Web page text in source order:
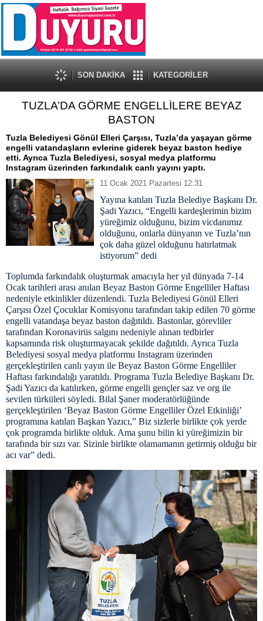
SON DAKİKA KATEGORİLER
TUZLA’DA GÖRME ENGELLİLERE BEYAZ
BASTON
Tuzla Belediyesi Gönül Elleri Çarşısı, Tuzla’da yaşayan görme
engelli vatandaşların evlerine giderek beyaz baston hediye
etti. Ayrıca Tuzla Belediyesi, sosyal medya platformu
Instagram üzerinden farkındalık canlı yayını yaptı.
11 Ocak 2021 Pazartesi 12:31
Yayına katılan Tuzla Belediye Başkanı Dr.
Şadi Yazıcı, “Engelli kardeşlerimin bizim
yüreğimiz olduğunu, bizim vicdanımız
olduğunu, onlarla dünyanın ve Tuzla’nın
çok daha güzel olduğunu hatırlatmak
istiyorum” dedi
Toplumda farkındalık oluşturmak amacıyla her yıl dünyada 7-14
Ocak tarihleri arası anılan Beyaz Baston Görme Engelliler Haftası
nedeniyle etkinlikler düzenlendi. Tuzla Belediyesi Gönül Elleri
Çarşısı Özel Çocuklar Komisyonu tarafından takip edilen 70 görme
engelli vatandaşa beyaz baston dağıtıldı. Bastonlar, görevliler
tarafından Koronavirüs salgını nedeniyle alınan tedbirler
kapsamında risk oluşturmayacak şekilde dağıtıldı. Ayrıca Tuzla
Belediyesi sosyal medya platformu Instagram üzerinden
gerçekleştirilen canlı yayın ile Beyaz Baston Görme Engelliler
Haftası farkındalığı yaratıldı. Programa Tuzla Belediye Başkanı Dr.
Şadi Yazıcı da katılırken, görme engelli gençler saz ve org ile
sevilen türküleri söyledi. Bilal Şaner moderatörlüğünde
gerçekleştirilen ‘Beyaz Baston Görme Engelliler Özel Etkinliği’
programına katılan Başkan Yazıcı,” Biz sizlerle birlikte çok yerde
çok programda birlikte olduk. Ama şunu bilin ki yüreğimizin bir
tarafında bir sızı var. Sizinle birlikte olamamanın getirmiş olduğu bir
acı var” dedi.